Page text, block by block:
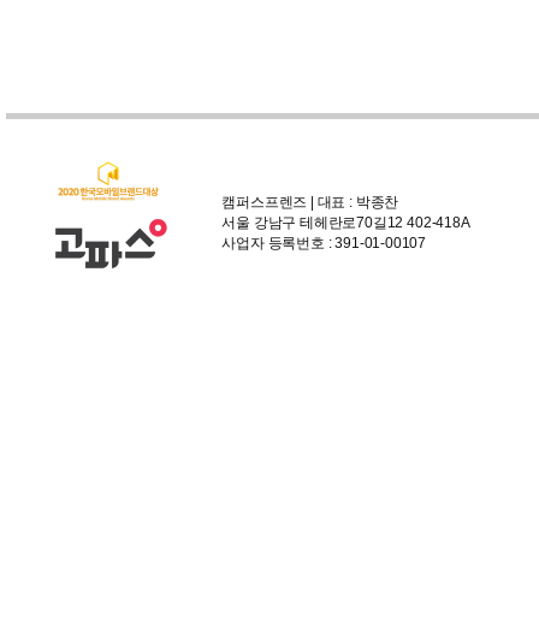
캠퍼스프렌즈 | 대표 : 박종찬
서울 강남구 테헤란로70길12 402-418A
사업자 등록번호 : 391-01-00107